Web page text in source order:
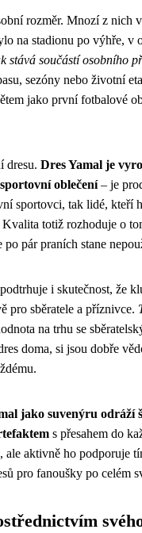
rozměr. Mnozí z nich
na stadionu po výhře, v
stává součástí osobního
sezóny nebo životní
jako první fotbalové
dresu. Dres Yamal je
oblečení– je
sportovci, tak lidé, kteří
totiž rozhoduje o
pár praních stane
i skutečnost, že
pro sběratele a příznivce.
na trhu se
doma, si jsou dobře
jako suvenýru odráží
s přesahem do
aktivně ho podporuje
pro fanoušky po celém